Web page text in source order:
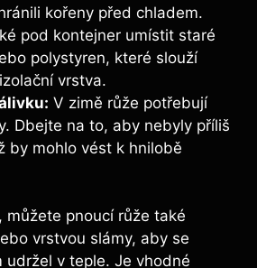
kořeny před chladem.
pod kontejner umístit staré
polystyren, které slouží
vrstva.
V zimě růže potřebují
Dbejte na to, aby nebyly příliš
by mohlo vést k hnilobě
můžete pnoucí růže také
vrstvou slámy, aby se
udržel v teple. Je vhodné